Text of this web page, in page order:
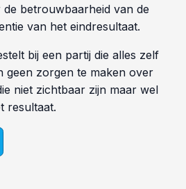
betrouwbaarheid van de
van het eindresultaat.
bij een partij die alles zelf
geen zorgen te maken over
niet zichtbaar zijn maar wel
resultaat.